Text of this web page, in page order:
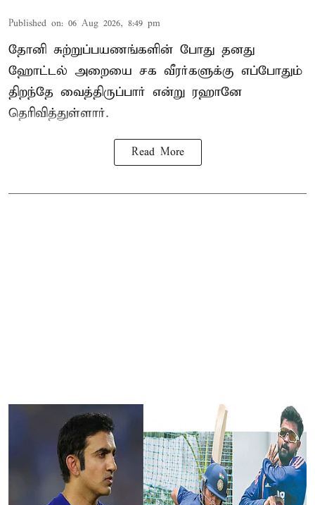
Published on: 06 Aug 2026, 8:49 pm
தோனி சுற்றுப்பயணங்களின் போது தனது
ஹோட்டல் அறையை சக வீரர்களுக்கு எப்போதும்
திறந்தே வைத்திருப்பார் என்று ரஹானே
தெரிவித்துள்ளார்.
Read More